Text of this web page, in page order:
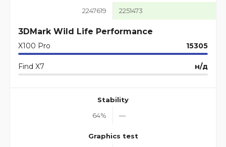
2247619
2251473
3DMark Wild Life Performance
X100 Pro 15305
Find X7 н/д
Stability
64%
—
Graphics test